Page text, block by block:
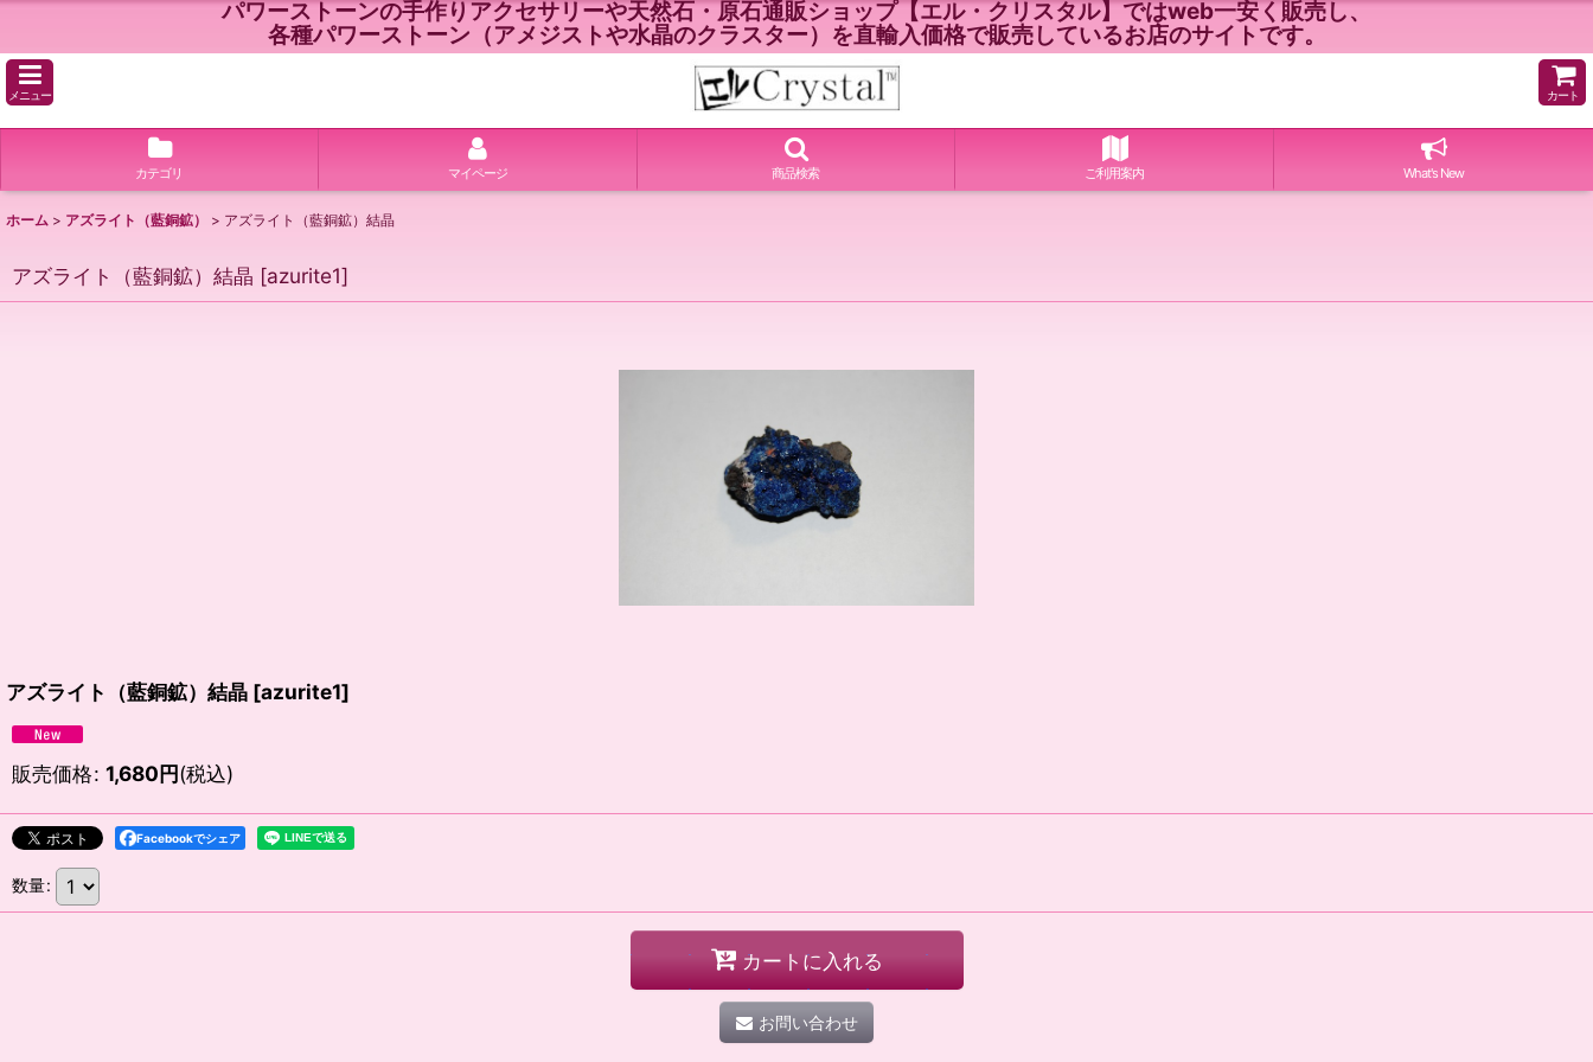
パワーストーンの手作りアクセサリーや天然石・原石通販ショップ【エル・クリスタル】ではweb一安く販売し、
各種パワーストーン（アメジストや水晶のクラスター）を直輸入価格で販売しているお店のサイトです。
メニュー カート
カテゴリ マイページ 商品検索 ご利用案内 What's New
ホーム > アズライト（藍銅鉱） > アズライト（藍銅鉱）結晶
アズライト（藍銅鉱）結晶 [azurite1]
アズライト（藍銅鉱）結晶 [azurite1]
販売価格: 1,680円(税込)
Facebookでシェア
数量:
カートに入れる
お問い合わせ